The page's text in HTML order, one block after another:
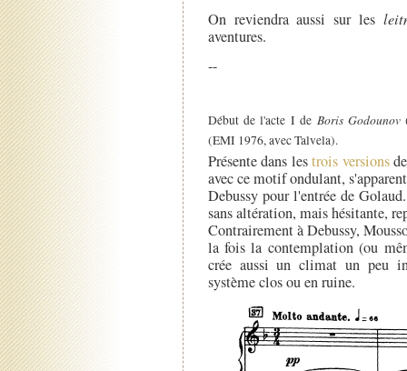
On reviendra aussi sur les
aventures.
--
Début de l'acte I de Boris Godounov
(EMI 1976, avec Talvela).
Présente dans lestrois versions
avec ce motif ondulant,
Debussy pour l'entrée de
sans altération, mais hésitante,
Contrairement à Debussy,
la fois la contemplation (ou
crée aussi un climat un peu
système clos ou en ruine.